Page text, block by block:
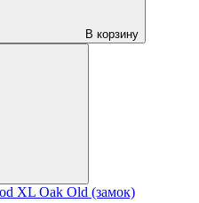
В корзину